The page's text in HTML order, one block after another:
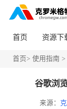
首页 资源下
首页> 使用指南 >
谷歌浏
来源：